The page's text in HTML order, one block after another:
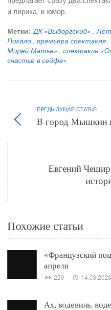
и лирика, и юмор.
Метки: ДК «Выборгский» ,
Пикало, премьера спектакля,
Мирей Матье» , спектакль
счастье в сейфе»
ПРЕДЫДУЩАЯ СТАТЬЯ
В город Мышкин
Евгений
Похожие статьи
«Французский
апреля
220 14.03.2026
Ах, водевиль,